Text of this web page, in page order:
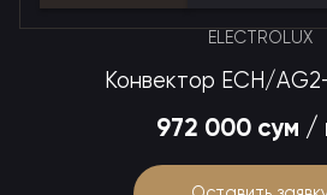
ELECTROLUX
Конвектор ECH/
972 000 сум /